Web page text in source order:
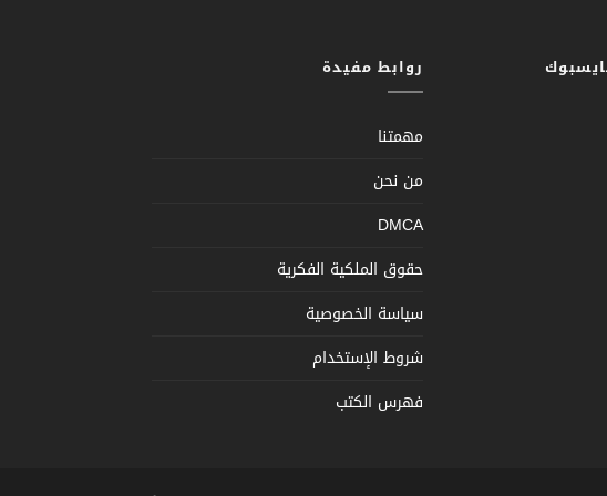
روابط مفيدة
مهمتنا
من نحن
DMCA
حقوق الملكية الفكرية
سياسة الخصوصية
شروط الإستخدام
فهرس الكتب